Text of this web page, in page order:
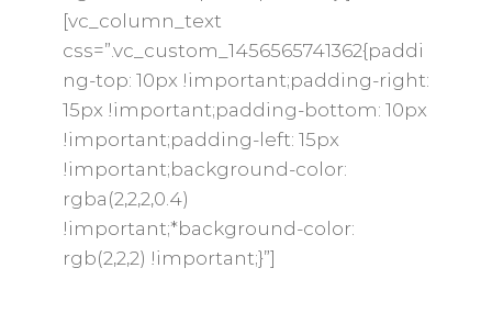
[vc_column_text
css=”.vc_custom_1456565741362{paddi
ng-top: 10px !important;padding-right:
15px !important;padding-bottom: 10px
!important;padding-left: 15px
!important;background-color:
rgba(2,2,2,0.4)
!important;*background-color:
rgb(2,2,2) !important;}”]